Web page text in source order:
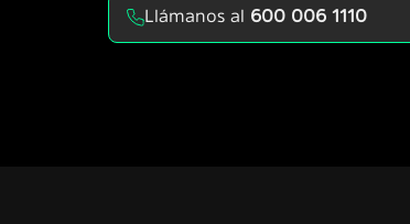
Llámanos al 600 006 1110